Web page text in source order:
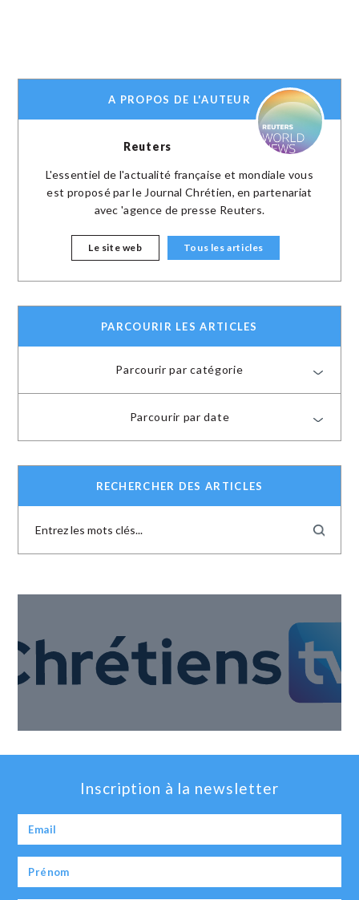
A PROPOS DE L'AUTEUR
Reuters
L'essentiel de l'actualité française et mondiale vous
est proposé par le Journal Chrétien, en partenariat
avec 'agence de presse Reuters.
Le site web Tous les articles
PARCOURIR LES ARTICLES
Parcourir par catégorie
Parcourir par date
RECHERCHER DES ARTICLES
Inscription à la newsletter